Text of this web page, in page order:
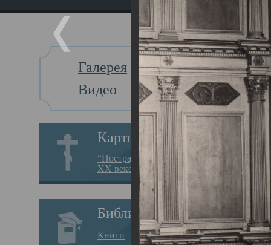
Галерея
Видео
Картотека
“Пострадавшие за веру в
XX веке на Севере”
Библиотека
Книги
Главная